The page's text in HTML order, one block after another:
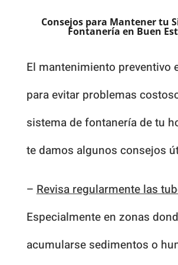
Consejos para Mantener tu
Fontanería en Buen
El mantenimiento preventivo
para evitar problemas
sistema de fontanería de tu
te damos algunos consejos
–Revisa regularmente las
Especialmente en zonas
acumularse sedimentos o